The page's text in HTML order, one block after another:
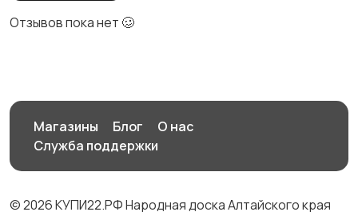
Отзывов пока нет 🥴
Магазины Блог
О нас
Служба поддержки
© 2026 КУПИ22.РФ Народная доска Алтайского края